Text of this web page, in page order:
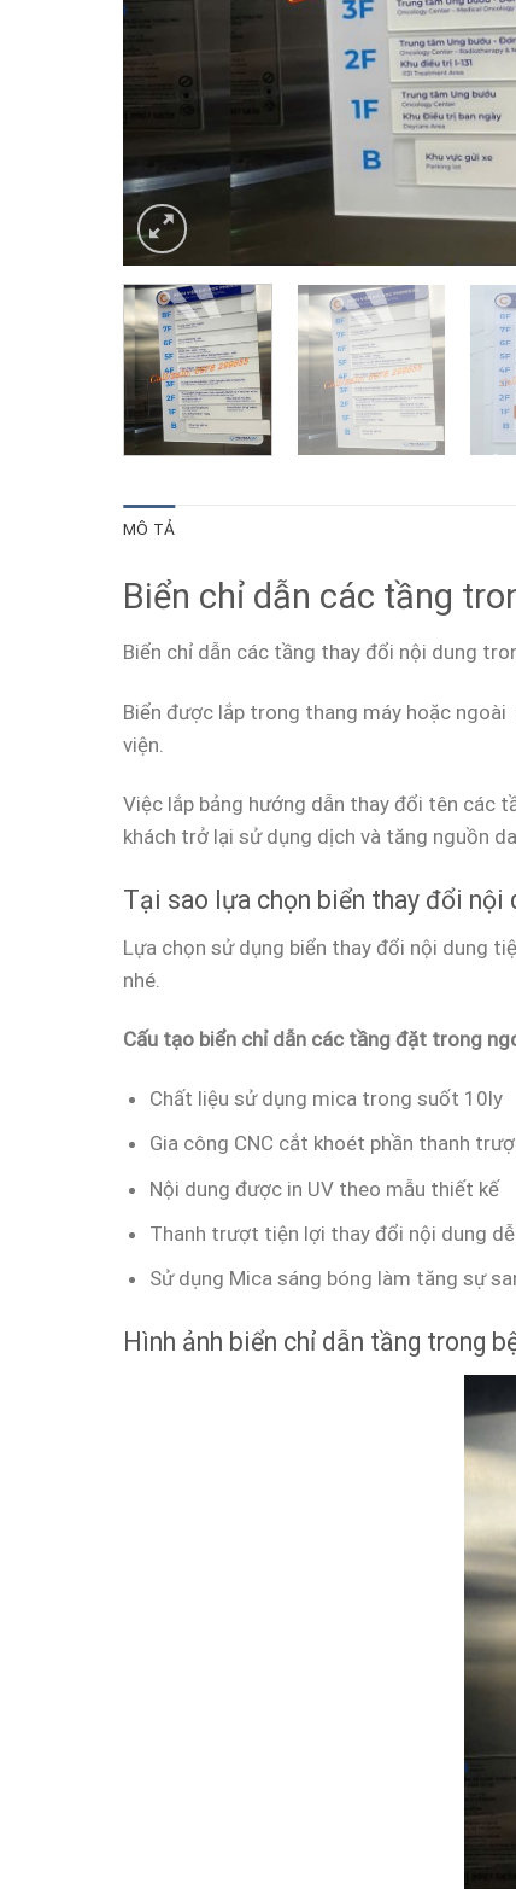
MÔ TẢ
Biển chỉ dẫn các tầng
Biển chỉ dẫn các tầng thay đổi nội dung
Biển được lắp trong thang máy hoặc
viện.
Việc lắp bảng hướng dẫn thay đổi tên các
khách trở lại sử dụng dịch và tăng nguồn
Tại sao lựa chọn biển thay đổi nội
Lựa chọn sử dụng biển thay đổi nội dung
nhé.
Cấu tạo biển chỉ dẫn các tầng đặt trong
Chất liệu sử dụng mica trong suốt 10ly
Gia công CNC cắt khoét phần thanh
Nội dung được in UV theo mẫu thiết kế
Thanh trượt tiện lợi thay đổi nội dung
Sử dụng Mica sáng bóng làm tăng sự
Hình ảnh biển chỉ dẫn tầng trong